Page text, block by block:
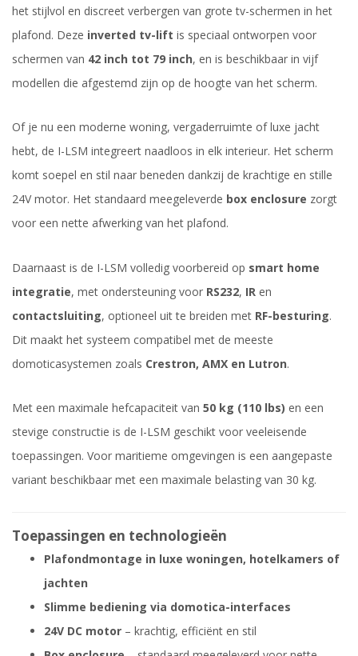
het stijlvol en discreet verbergen van grote tv-schermen in het
plafond. Deze inverted tv-lift is speciaal ontworpen voor
schermen van 42 inch tot 79 inch, en is beschikbaar in vijf
modellen die afgestemd zijn op de hoogte van het scherm.
Of je nu een moderne woning, vergaderruimte of luxe jacht
hebt, de I-LSM integreert naadloos in elk interieur. Het scherm
komt soepel en stil naar beneden dankzij de krachtige en stille
24V motor. Het standaard meegeleverde box enclosure zorgt
voor een nette afwerking van het plafond.
Daarnaast is de I-LSM volledig voorbereid op smart home
integratie, met ondersteuning voor RS232, IR en
contactsluiting, optioneel uit te breiden met RF-besturing.
Dit maakt het systeem compatibel met de meeste
domoticasystemen zoals Crestron, AMX en Lutron.
Met een maximale hefcapaciteit van 50 kg (110 lbs) en een
stevige constructie is de I-LSM geschikt voor veeleisende
toepassingen. Voor maritieme omgevingen is een aangepaste
variant beschikbaar met een maximale belasting van 30 kg.
Toepassingen en technologieën
Plafondmontage in luxe woningen, hotelkamers of
jachten
Slimme bediening via domotica-interfaces
24V DC motor – krachtig, efficiënt en stil